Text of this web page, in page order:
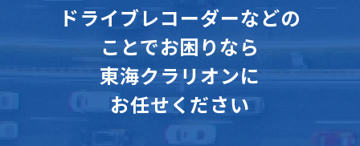
ドライブレコーダーなどの
ことでお困りなら
東海クラリオンに
お任せください